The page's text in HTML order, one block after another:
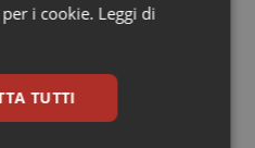
e autonomia
i cookie. Leggi di
TUTTI